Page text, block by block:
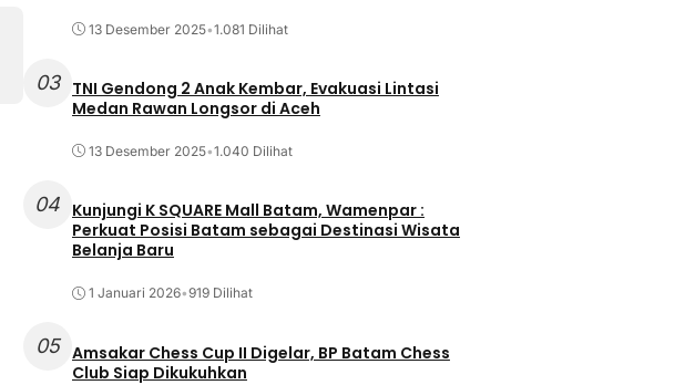
13 Desember 2025•1.081 Dilihat
03
TNI Gendong 2 Anak Kembar, Evakuasi Lintasi
Medan Rawan Longsor di Aceh
13 Desember 2025•1.040 Dilihat
04 Kunjungi K SQUARE Mall Batam, Wamenpar :
Perkuat Posisi Batam sebagai Destinasi Wisata
Belanja Baru
1 Januari 2026•919 Dilihat
05 Amsakar Chess Cup II Digelar, BP Batam Chess
Club Siap Dikukuhkan